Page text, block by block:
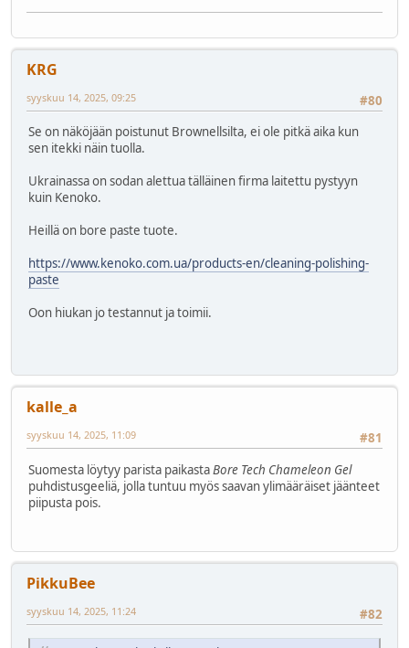
KRG
#80
syyskuu 14, 2025, 09:25
Se on näköjään poistunut Brownellsilta, ei ole pitkä aika kun
sen itekki näin tuolla.
Ukrainassa on sodan alettua tälläinen firma laitettu pystyyn
kuin Kenoko.
Heillä on bore paste tuote.
https://www.kenoko.com.ua/products-en/cleaning-polishing-
paste
Oon hiukan jo testannut ja toimii.
kalle_a
#81
syyskuu 14, 2025, 11:09
Suomesta löytyy parista paikastaBore Tech Chameleon Gel
puhdistusgeeliä, jolla tuntuu myös saavan ylimääräiset jäänteet
piipusta pois.
PikkuBee
#82
syyskuu 14, 2025, 11:24